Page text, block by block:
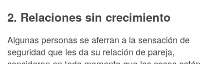
2. Relaciones sin crecimiento
Algunas personas se aferran a la sensación de
seguridad que les da su relación de pareja,